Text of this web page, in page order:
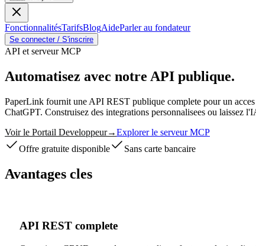
FonctionnalitésTarifsBlogAideParler au fondateur
Se connecter / S'inscrire
API et serveur MCP
Automatisez avec notre API publique.
PaperLink fournit une API REST publique complete pour un
ChatGPT. Construisez des integrations personnalisees ou laissez
Voir le Portail Developpeur→Explorer le serveur MCP
Offre gratuite disponible
Sans carte bancaire
Avantages cles
API REST complete